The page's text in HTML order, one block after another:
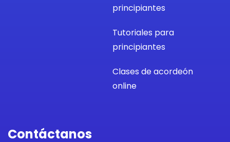
principiantes
Tutoriales para
principiantes
Clases de acordeón
online
Contáctanos